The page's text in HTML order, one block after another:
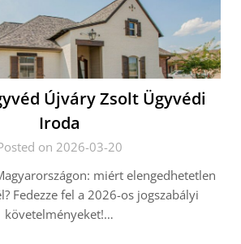
Újváry Zsolt Ügyvédi
Iroda
on 2026-03-20
miért elengedhetetlen
Fedezze fel a 2026-os jogszabályi
követelményeket!…